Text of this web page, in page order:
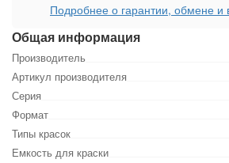
Общая информация
Производитель
Артикул производителя
Серия
Формат
Типы красок
Емкость для краски
Подробнее о гарантии, обмене и